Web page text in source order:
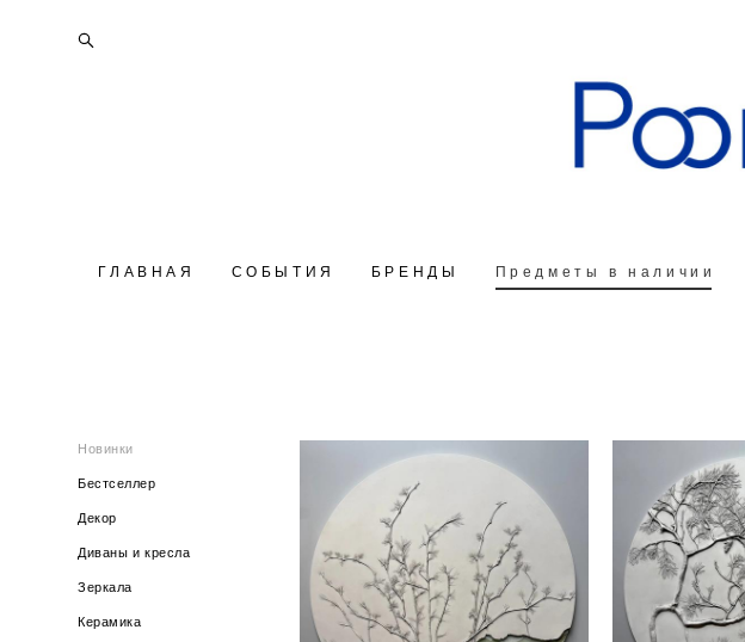
ГЛАВНАЯ СОБЫТИЯ БРЕНДЫ Предметы в наличии
ГЛАВНАЯ СОБЫТИЯ БРЕНДЫ Предметы в наличии
Новинки
Бестселлер
Декор
Диваны и кресла
Зеркала
Керамика
Ботаническое панно "ВЕСНА
В САДУ"
130 000 pуб. 75